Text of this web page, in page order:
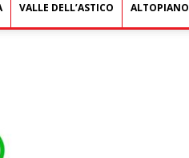
VALLE DELL’ASTICO ALTOPIANO